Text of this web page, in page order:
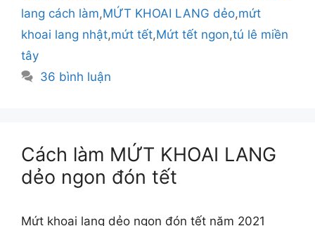
lang cách làm,MỨT KHOAI LANG dẻo,mứt
khoai lang nhật,mứt tết,Mứt tết ngon,tú lê miền
tây
36 bình luận
Cách làm MỨT KHOAI LANG
dẻo ngon đón tết
Mứt khoai lang dẻo ngon đón tết năm 2021